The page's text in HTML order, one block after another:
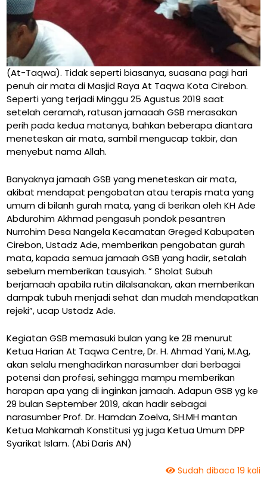
(At-Taqwa). Tidak seperti biasanya, suasana pagi hari
penuh air mata di Masjid Raya At Taqwa Kota Cirebon.
Seperti yang terjadi Minggu 25 Agustus 2019 saat
setelah ceramah, ratusan jamaaah GSB merasakan
perih pada kedua matanya, bahkan beberapa diantara
meneteskan air mata, sambil mengucap takbir, dan
menyebut nama Allah.
Banyaknya jamaah GSB yang meneteskan air mata,
akibat mendapat pengobatan atau terapis mata yang
umum di bilanh gurah mata, yang di berikan oleh KH Ade
Abdurohim Akhmad pengasuh pondok pesantren
Nurrohim Desa Nangela Kecamatan Greged Kabupaten
Cirebon, Ustadz Ade, memberikan pengobatan gurah
mata, kapada semua jamaah GSB yang hadir, setalah
sebelum memberikan tausyiah. ” Sholat Subuh
berjamaah apabila rutin dilalsanakan, akan memberikan
dampak tubuh menjadi sehat dan mudah mendapatkan
rejeki”, ucap Ustadz Ade.
Kegiatan GSB memasuki bulan yang ke 28 menurut
Ketua Harian At Taqwa Centre, Dr. H. Ahmad Yani, M.Ag,
akan selalu menghadirkan narasumber dari berbagai
potensi dan profesi, sehingga mampu memberikan
harapan apa yang di inginkan jamaah. Adapun GSB yg ke
29 bulan September 2019, akan hadir sebagai
narasumber Prof. Dr. Hamdan Zoelva, SH.MH mantan
Ketua Mahkamah Konstitusi yg juga Ketua Umum DPP
Syarikat Islam. (Abi Daris AN)
Sudah dibaca 19 kali